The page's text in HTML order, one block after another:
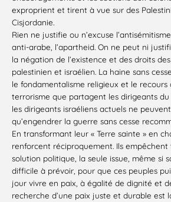
exproprient et tirent à vue sur des
Cisjordanie.
Rien ne justifie ou n’excuse
anti-arabe, l’apartheid. On ne peut ni
la négation de l’existence et des droits
palestinien et israélien. La haine sans
le fondamentalisme religieux et le recours
terrorisme que partagent les dirigeants du
les dirigeants israéliens actuels ne peuvent
qu’engendrer la guerre sans cesse
En transformant leur « Terre sainte » en
renforcent réciproquement. Ils empêchent
solution politique, la seule issue, même si
difficile à prévoir, pour que ces peuples
jour vivre en paix, à égalité de dignité et
recherche d’une paix juste et durable est